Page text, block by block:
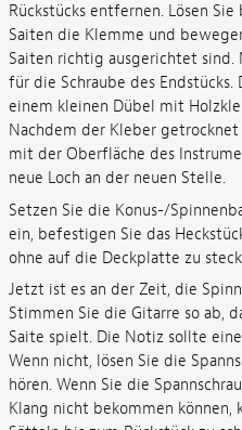
Rückstücks entfernen. Lösen
Saiten die Klemme und
Saiten richtig ausgerichtet sind.
für die Schraube des Endstücks.
einem kleinen Dübel mit
Nachdem der Kleber
mit der Oberfläche des
neue Loch an der neuen Stelle.
Setzen Sie die Konus-/
ein, befestigen Sie das
ohne auf die Deckplatte zu
Jetzt ist es an der Zeit, die
Stimmen Sie die Gitarre so ab,
Saite spielt. Die Notiz sollte
Wenn nicht, lösen Sie die
hören. Wenn Sie die
Klang nicht bekommen können,